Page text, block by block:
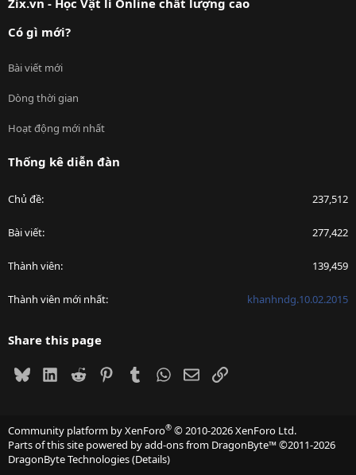
Zix.vn - Học Vật lí Online chất lượng cao
Có gì mới?
Bài viết mới
Dòng thời gian
Hoạt động mới nhất
Thống kê diễn đàn
Chủ đề 237,512
Bài viết 277,422
Thành viên 139,459
Thành viên mới nhất khanhndg.10.02.2015
Share this page
BlueskyLinkedIn
Reddit PinterestTumblrWhatsApp
EmailLink
Community platform by XenForo® © 2010-2026 XenForo Ltd.
Parts of this site powered byadd-ons from DragonByte™©2011-2026
DragonByte Technologies(Details)